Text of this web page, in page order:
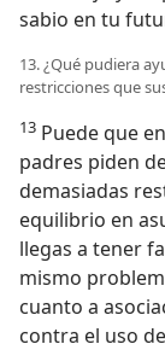
sabio en tu
13. ¿Qué pudiera
restricciones que
13 Puede que
padres piden
demasiadas
equilibrio en
llegas a tener
mismo
cuanto a
contra el uso